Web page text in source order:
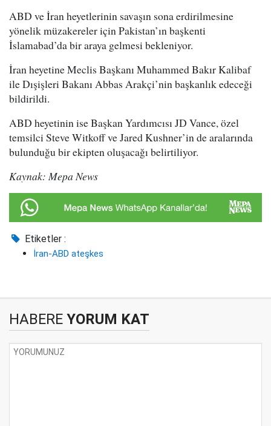
ABD ve İran heyetlerinin savaşın sona erdirilmesine
yönelik müzakereler için Pakistan’ın başkenti
İslamabad’da bir araya gelmesi bekleniyor.
İran heyetine Meclis Başkanı Muhammed Bakır Kalibaf
ile Dışişleri Bakanı Abbas Arakçi’nin başkanlık edeceği
bildirildi.
ABD heyetinin ise Başkan Yardımcısı JD Vance, özel
temsilci Steve Witkoff ve Jared Kushner’in de aralarında
bulunduğu bir ekipten oluşacağı belirtiliyor.
Kaynak: Mepa News
Etiketler :
İran-ABD ateşkes
HABERE YORUM KAT